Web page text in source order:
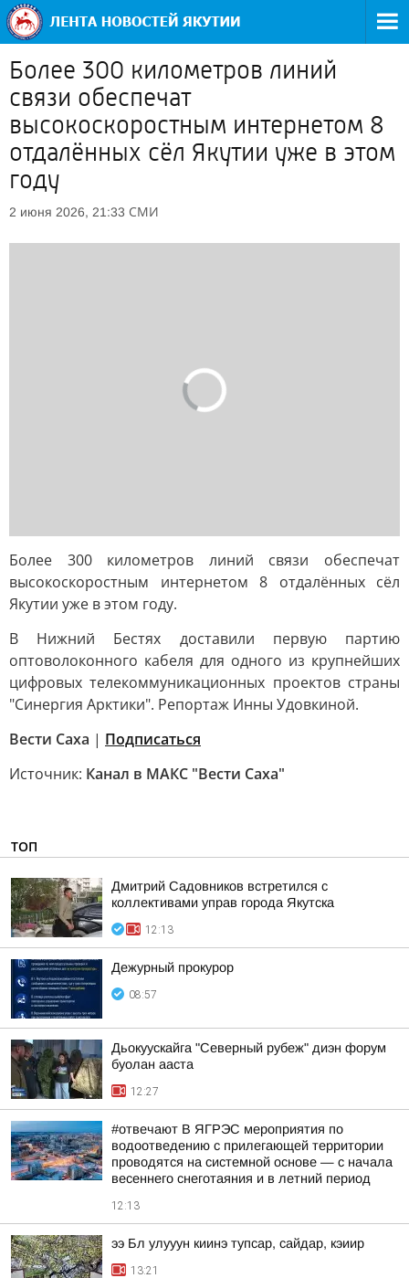
Более 300 километров линий
связи обеспечат
высокоскоростным интернетом 8
отдалённых сёл Якутии уже в этом
году
2 июня 2026, 21:33 СМИ
Более 300 километров линий связи обеспечат
высокоскоростным интернетом 8 отдалённых сёл
Якутии уже в этом году.
В Нижний Бестях доставили первую партию
оптоволоконного кабеля для одного из крупнейших
цифровых телекоммуникационных проектов страны
"Синергия Арктики". Репортаж Инны Удовкиной.
Вести Саха | Подписаться
Источник: Канал в МАКС "Вести Саха"
ТОП
Дмитрий Садовников встретился с
коллективами управ города Якутска
12:13
Дежурный прокурор
08:57
Дьокуускайга "Северный рубеж" диэн форум
буолан ааста
12:27
#отвечают В ЯГРЭС мероприятия по
водоотведению с прилегающей территории
проводятся на системной основе — с начала
весеннего снеготаяния и в летний период
12:13
ээ Бл улууун киинэ тупсар, сайдар, кэиир
13:21